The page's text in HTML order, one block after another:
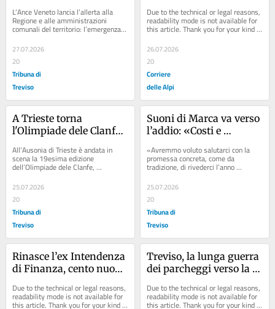
attesa di alloggio
L’Ance Veneto lancia l’allerta alla
Regione e alle amministrazioni
comunali del territorio: l’emergenza
sempre...
27.07.2026
20
Tribuna di
Treviso
abbiamo avuto paura»
Due to the technical or legal reasons,
readability mode is not available for
this article. Thank you for your kind
26.07.2026
20
Corriere
delle Alpi
A Trieste torna
l'Olimpiade dele Clanfe,
goliardici
All’Ausonia di Trieste è andata in
scena la 19esima edizione
dell’Olimpiade dele Clanfe,
amata manifestazione triestina,
diventata famosa e...
25.07.2026
20
Tribuna di
Treviso
Suoni di Marca va verso
l’addio: «Costi e
insostenibili»
«Avremmo voluto salutarci con la
promessa concreta, come da
tradizione, di rivederci l’anno
prossimo, ma purtroppo non sarà
così».Paolo Gatto,...
25.07.2026
20
Tribuna di
Treviso
Rinasce l’ex Intendenza
di Finanza, cento nuovi
sotterranei e corti aperte
alla città
Due to the technical or legal reasons,
readability mode is not available for
this article. Thank you for your kind
Treviso, la lunga guerra
dei parcheggi verso la
Cantarane
Due to the technical or legal reasons,
readability mode is not available for
this article. Thank you for your kind